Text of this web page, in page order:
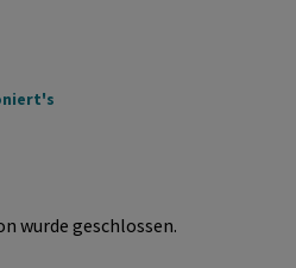
wurde geschlossen.